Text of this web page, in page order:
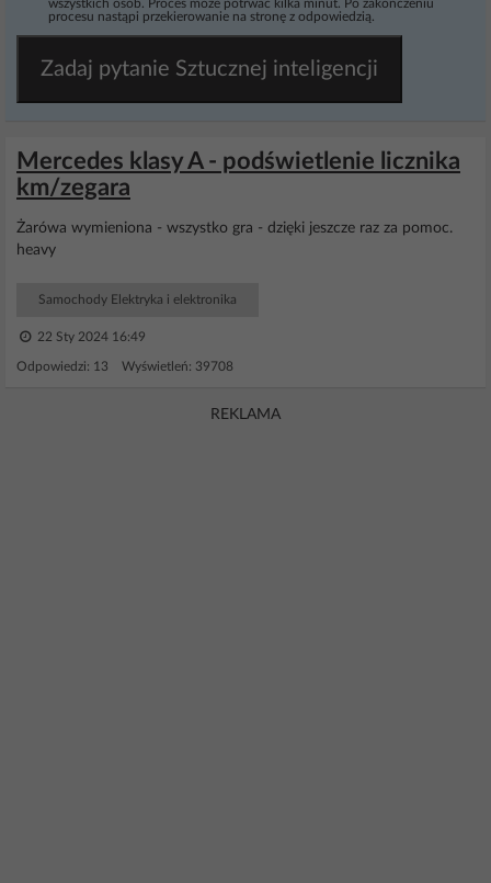
wszystkich osób. Proces może potrwać kilka minut. Po zakończeniu
procesu nastąpi przekierowanie na stronę z odpowiedzią.
Zadaj pytanie Sztucznej inteligencji
Mercedes klasy A - podświetlenie licznika
km/zegara
Żarówa wymieniona - wszystko gra - dzięki jeszcze raz za pomoc.
heavy
Samochody Elektryka i elektronika
22 Sty 2024 16:49
Odpowiedzi: 13 Wyświetleń: 39708
REKLAMA